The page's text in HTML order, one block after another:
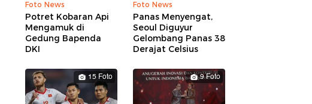
Foto News
Potret Kobaran Api
Mengamuk di
Gedung Bapenda
DKI
Foto News
Panas Menyengat,
Seoul Diguyur
Gelombang Panas 38
Derajat Celsius
15 Foto 9 Foto